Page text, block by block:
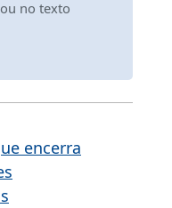
no texto
encerra